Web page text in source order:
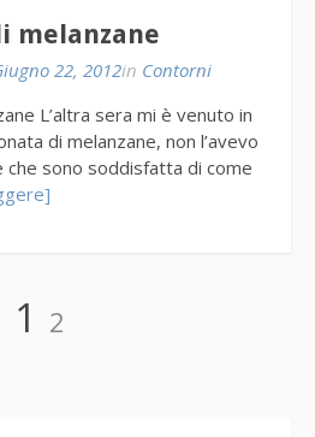
melanzane
22, 2012in Contorni
L’altra sera mi è venuto in
di melanzane, non l’avevo
sono soddisfatta di come
Pagina
1 Pagina
2